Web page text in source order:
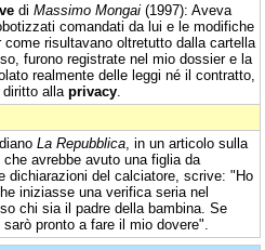
di Massimo Mongai (1997): Aveva
comandati da lui e le modifiche
risultavano oltretutto dalla cartella
furono registrate nel mio dossier e la
realmente delle leggi né il contratto,
alla privacy
La Repubblica , in un articolo sulla
avrebbe avuto una figlia da
dichiarazioni del calciatore, scrive: "Ho
iniziasse una verifica seria nel
chi sia il padre della bambina. Se
pronto a fare il mio dovere".